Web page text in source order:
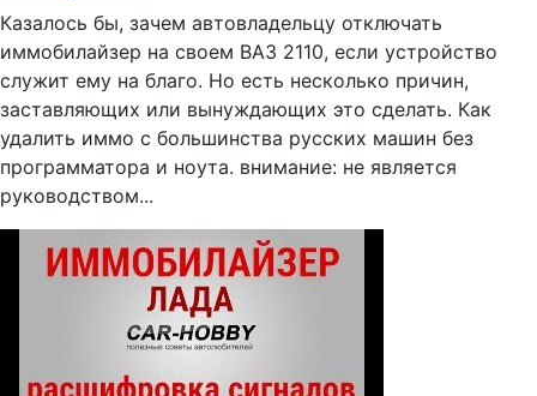
Казалось бы, зачем автовладельцу отключать
иммобилайзер на своем ВАЗ 2110, если устройство
служит ему на благо. Но есть несколько причин,
заставляющих или вынуждающих это сделать. Как
удалить иммо с большинства русских машин без
программатора и ноута. внимание: не является
руководством...